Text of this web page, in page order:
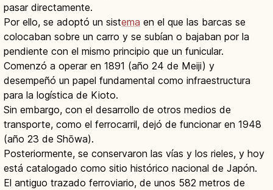
pasar directamente.
Por ello, se adoptó un sistema en el que las barcas se
colocaban sobre un carro y se subían o bajaban por la
pendiente con el mismo principio que un funicular.
Comenzó a operar en 1891 (año 24 de Meiji) y
desempeñó un papel fundamental como infraestructura
para la logística de Kioto.
Sin embargo, con el desarrollo de otros medios de
transporte, como el ferrocarril, dejó de funcionar en 1948
(año 23 de Shōwa).
Posteriormente, se conservaron las vías y los rieles, y hoy
está catalogado como sitio histórico nacional de Japón.
El antiguo trazado ferroviario, de unos 582 metros de